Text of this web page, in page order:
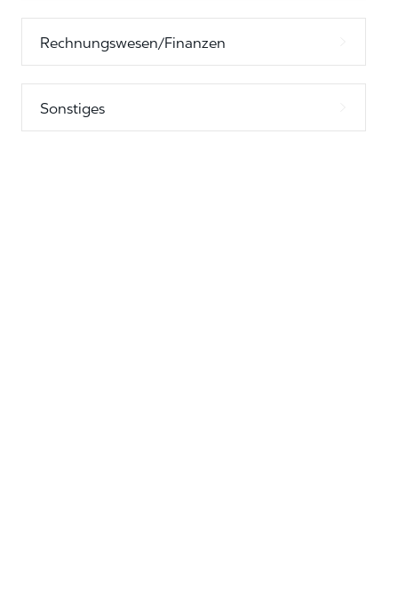
Rechnungswesen/Finanzen
Sonstiges